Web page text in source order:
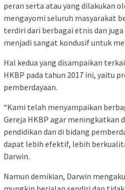
peran serta atau yang dilakukan
mengayomi seluruh masyarakat
terdiri dari berbagai etnis dan
menjadi sangat kondusif untuk
Hal kedua yang disampaikan
HKBP pada tahun 2017 ini, yaitu
pemberdayaan.
“Kami telah menyampaikan
Gereja HKBP agar meningkatkan
pendidikan dan di bidang
dapat lebih efektif, lebih
Darwin.
Namun demikian, Darwin